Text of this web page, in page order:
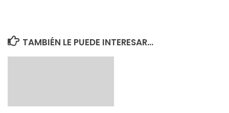
TAMBIÉN LE PUEDE INTERESAR...